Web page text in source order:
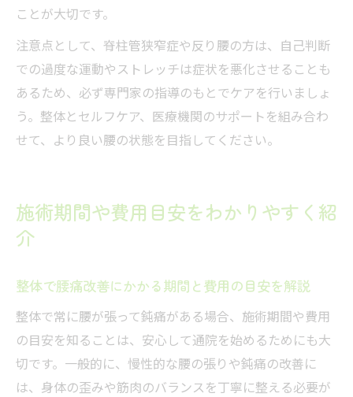
ことが大切です。
注意点として、脊柱管狭窄症や反り腰の方は、自己判断
での過度な運動やストレッチは症状を悪化させることも
あるため、必ず専門家の指導のもとでケアを行いましょ
う。整体とセルフケア、医療機関のサポートを組み合わ
せて、より良い腰の状態を目指してください。
施術期間や費用目安をわかりやすく紹
介
整体で腰痛改善にかかる期間と費用の目安を解説
整体で常に腰が張って鈍痛がある場合、施術期間や費用
の目安を知ることは、安心して通院を始めるためにも大
切です。一般的に、慢性的な腰の張りや鈍痛の改善に
は、身体の歪みや筋肉のバランスを丁寧に整える必要が